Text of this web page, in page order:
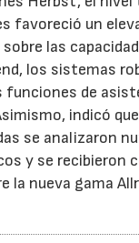
favoreció un
las
los sistemas
de
indicó
se analizaron
y se recibieron
la nueva gama